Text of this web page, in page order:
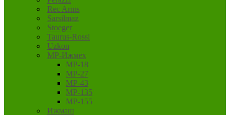
Rec Arms
Sarsilmaz
Stoeger
Taurus-Rossi
Uzkon
MP-Ижмех
MP-18
MP-27
MP-43
MP-135
MP-155
Ижмаш